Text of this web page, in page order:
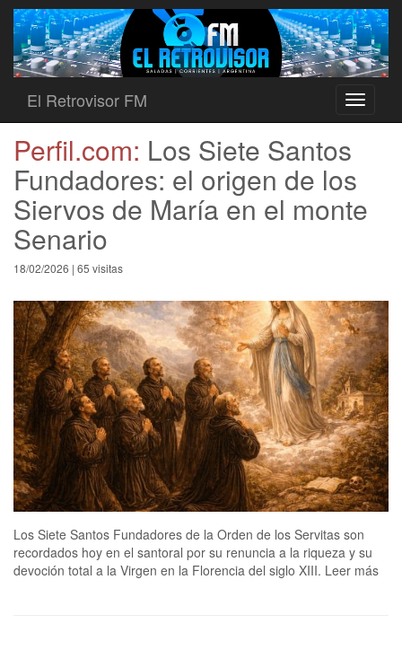
Toggle
El Retrovisor FM
Perfil.com: Los Siete Santos
Fundadores: el origen de los
Siervos de María en el monte
Senario
18/02/2026 | 65 visitas
Los Siete Santos Fundadores de la Orden de los Servitas son
recordados hoy en el santoral por su renuncia a la riqueza y su
devoción total a la Virgen en la Florencia del siglo XIII. Leer más